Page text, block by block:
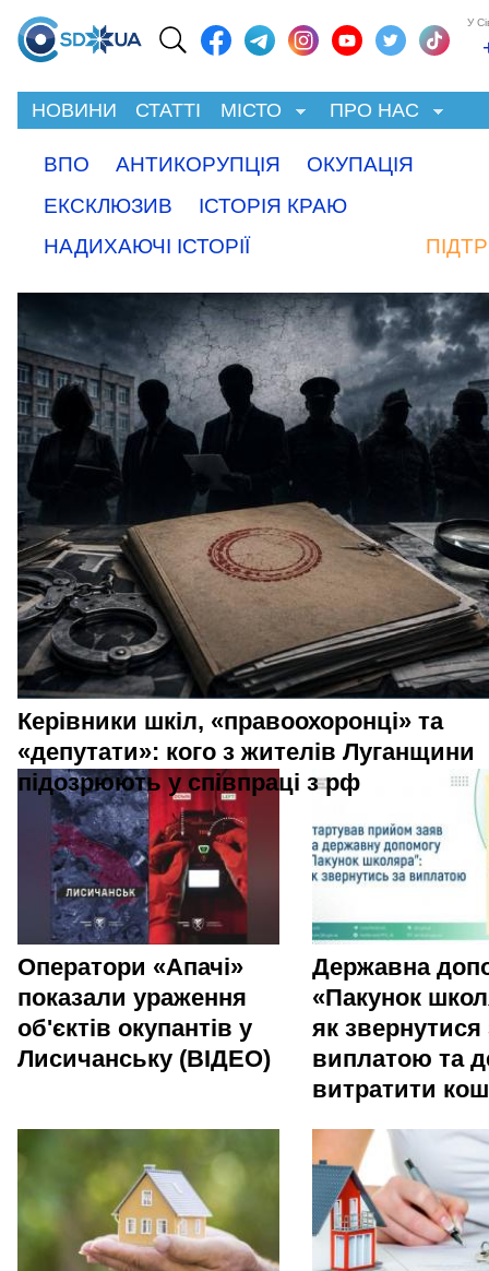
У
НОВИНИ СТАТТІ МІСТО ПРО НАС
ВПО АНТИКОРУПЦІЯ
ОКУПАЦІЯ
ЕКСКЛЮЗИВ
ІСТОРІЯ КРАЮ
НАДИХАЮЧІ ІСТОРІЇ
Керівники шкіл, «правоохоронці» та
«депутати»: кого з жителів Луганщини
підозрюють у співпраці з рф
Оператори «Апачі»
показали ураження
об'єктів окупантів у
Лисичанську (ВІДЕО)
Державна
«Пакунок
як звернутися
виплатою та
витратити